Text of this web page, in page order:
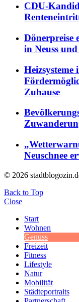
CDU-
Dönerpreise
in Neuss
Heizsysteme
Zuhause
Neuschnee
© 2026
Back to Top
Close
Start
Wohnen
Genuss
Freizeit
Fitness
Lifestyle
Natur
Mobilität
Städteportraits